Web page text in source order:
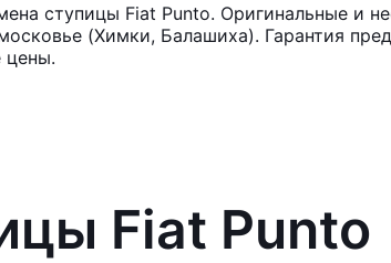
ступицы Fiat Punto. Оригинальные и
(Химки, Балашиха). Гарантия
цены.
Fiat Punto